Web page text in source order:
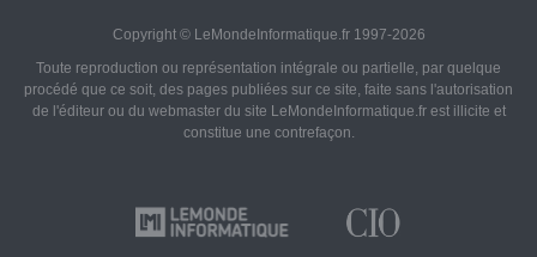
Copyright © LeMondeInformatique.fr 1997-2026
Toute reproduction ou représentation intégrale ou partielle, par quelque
procédé que ce soit, des pages publiées sur ce site, faite sans l'autorisation
de l'éditeur ou du webmaster du site LeMondeInformatique.fr est illicite et
constitue une contrefaçon.